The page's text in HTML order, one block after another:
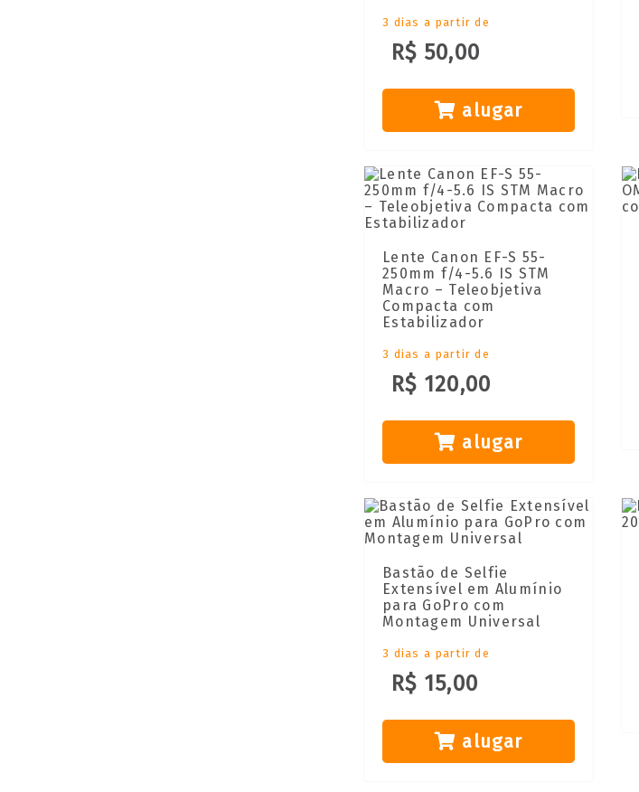
3 dias a partir de
R$ 50,00
alugar
Lente Canon EF-S 55-
250mm f/4-5.6 IS STM
Macro – Teleobjetiva
Compacta com
Estabilizador
3 dias a partir de
R$ 120,00
alugar
Bastão de Selfie
Extensível em Alumínio
para GoPro com
Montagem Universal
3 dias a partir de
R$ 15,00
alugar